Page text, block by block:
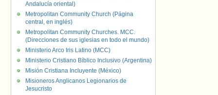
Andalucía oriental)
Metropolitan Community Church (Página
central, en inglés)
Metropolitan Community Churches. MCC.
(Direcciones de sus iglesias en todo el mundo)
Ministerio Arco Iris Latino (MCC)
Ministerio Cristiano Bíblico Inclusivo (Argentina)
Misión Cristiana Incluyente (México)
Misioneros Anglicanos Legionarios de
Jesucristo